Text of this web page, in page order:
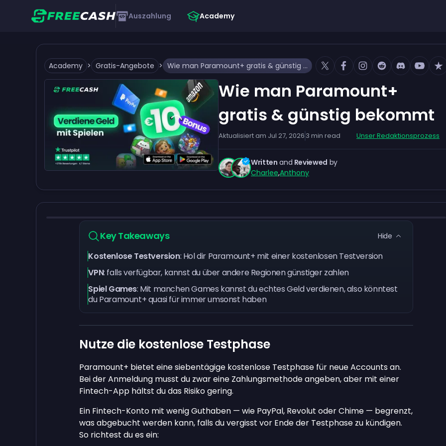
Auszahlung Academy
Academy > Gratis-Angebote > Wie man Paramount+ gratis & günstig bekommt
Wie man Paramount+
gratis & günstig bekommt
Aktualisiert am Jul 27, 2026 3 min read Unser Redaktionsprozess
Written and Reviewed by
Charlee,Anthony
Key Takeaways Hide
Kostenlose Testversion: Hol dir Paramount+ mit einer kostenlosen Testversion
VPN: falls verfügbar, kannst du über andere Regionen günstiger zahlen
Spiel Games: Mit manchen Games kannst du echtes Geld verdienen, also könntest
du Paramount+ quasi für immer umsonst haben
Nutze die kostenlose Testphase
Paramount+ bietet eine siebentägige kostenlose Testphase für neue Accounts an.
Bei der Anmeldung musst du zwar eine Zahlungsmethode angeben, aber mit einer
Fintech-App hältst du das Risiko gering.
Ein Fintech-Konto mit wenig Guthaben — wie PayPal, Revolut oder Chime — begrenzt,
was abgebucht werden kann, falls du vergisst vor Ende der Testphase zu kündigen.
So richtest du es ein: